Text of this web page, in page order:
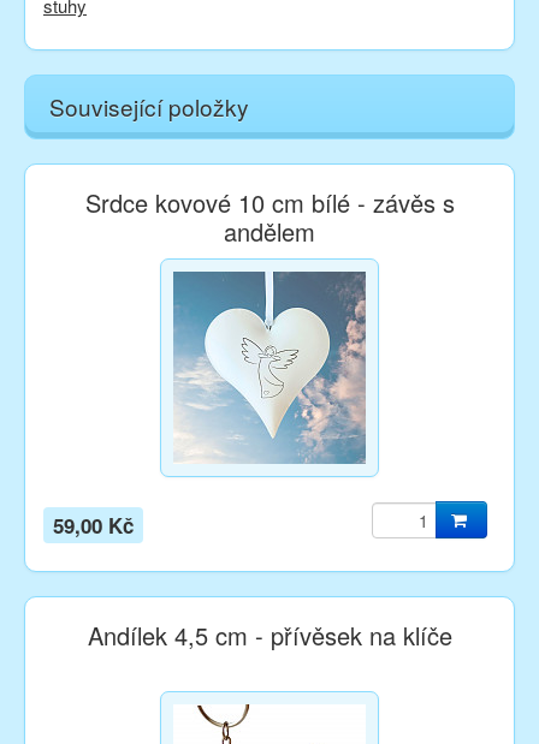
stuhy
Související položky
Srdce kovové 10 cm bílé - závěs s
andělem
59,00 Kč
Andílek 4,5 cm - přívěsek na klíče